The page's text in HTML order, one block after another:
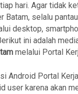
hari. Agar tidak
Batam, selalu
desktop,
ini adalah
melalui Portal
Android Portal
user karena akan